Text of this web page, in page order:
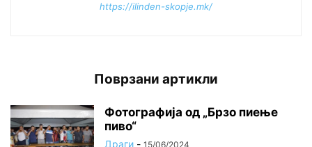
https://ilinden-skopje.mk/
Поврзани артикли
Фотографија од „Брзо пиење
пиво“
Драги - 15/06/2024